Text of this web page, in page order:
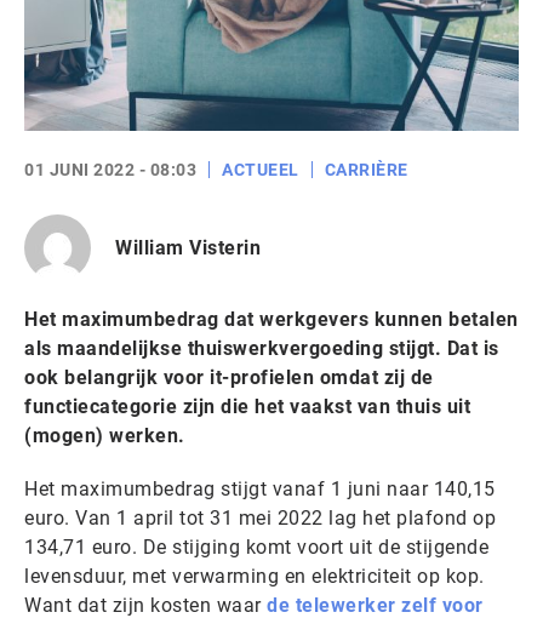
01 JUNI 2022 - 08:03 ACTUEEL CARRIÈRE
William Visterin
Het maximumbedrag dat werkgevers kunnen betalen
als maandelijkse thuiswerkvergoeding stijgt. Dat is
ook belangrijk voor it-profielen omdat zij de
functiecategorie zijn die het vaakst van thuis uit
(mogen) werken.
Het maximumbedrag stijgt vanaf 1 juni naar 140,15
euro. Van 1 april tot 31 mei 2022 lag het plafond op
134,71 euro. De stijging komt voort uit de stijgende
levensduur, met verwarming en elektriciteit op kop.
Want dat zijn kosten waar de telewerker zelf voor